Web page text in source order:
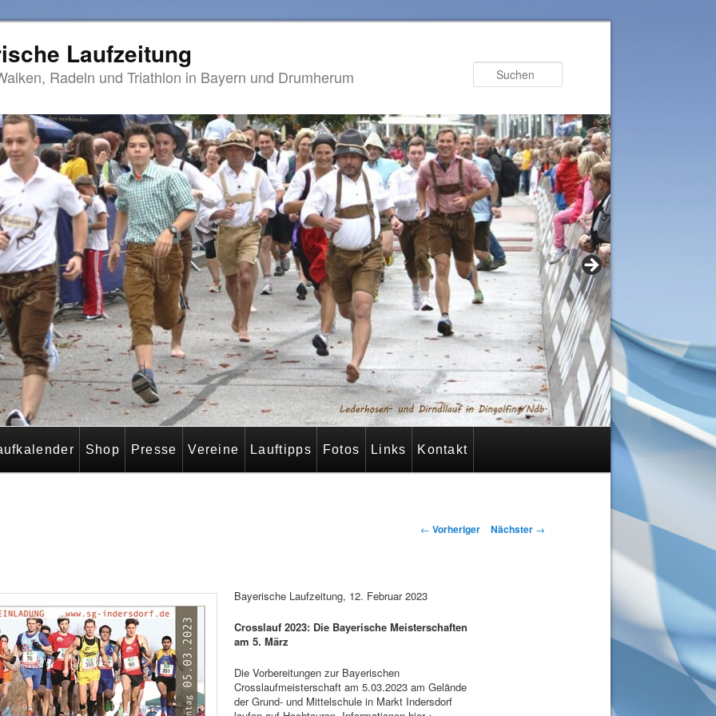
Laufzeitung
Radeln und Triathlon in Bayern und Drumherum
Shop Presse Vereine Lauftipps Fotos Links Kontakt
Beitragsnavigation
← Vorheriger Nächster →
Bayerische Laufzeitung, 12. Februar 2023
Crosslauf 2023: Die Bayerische Meisterschaften
am 5. März
Die Vorbereitungen zur Bayerischen
Crosslaufmeisterschaft am 5.03.2023 am Gelände
der Grund- und Mittelschule in Markt Indersdorf